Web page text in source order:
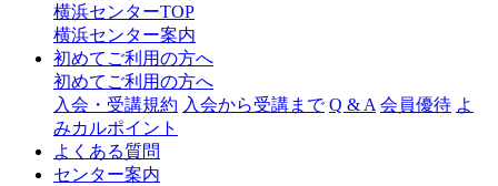
ャ
横浜センターTOP
横浜センター案内
初めてご利用の方へ
初めてご利用の方へ
入会・受講規約 入会から受講まで Q & A 会員優待 よ
みカルポイント
よくある質問
センター案内